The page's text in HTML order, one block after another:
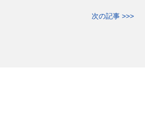
次の記事 >>>